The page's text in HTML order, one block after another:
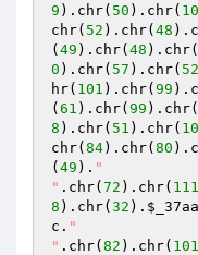
9 ).chr( 50 ).chr(
chr( 52 ).chr( 48
( 49 ).chr( 48 ).chr(
0 ).chr( 57 ).chr( 52
hr( 101 ).chr( 99
( 61 ).chr( 99 ).chr(
8 ).chr( 51 ).chr(
chr( 84).chr( 80
( 49 ). "
" .chr( 72 ).chr( 111
8 ).chr( 32 ).
c . "
" .chr( 82 ).chr( 101